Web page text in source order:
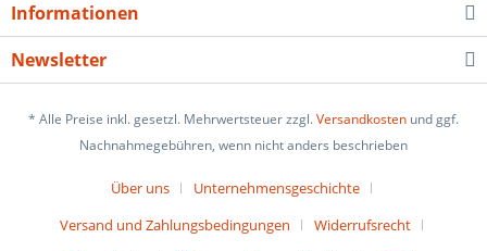
Informationen
Newsletter
* Alle Preise inkl. gesetzl. Mehrwertsteuer zzgl.Versandkosten und ggf.
Nachnahmegebühren, wenn nicht anders beschrieben
Über uns
Unternehmensgeschichte
Versand und Zahlungsbedingungen
Widerrufsrecht